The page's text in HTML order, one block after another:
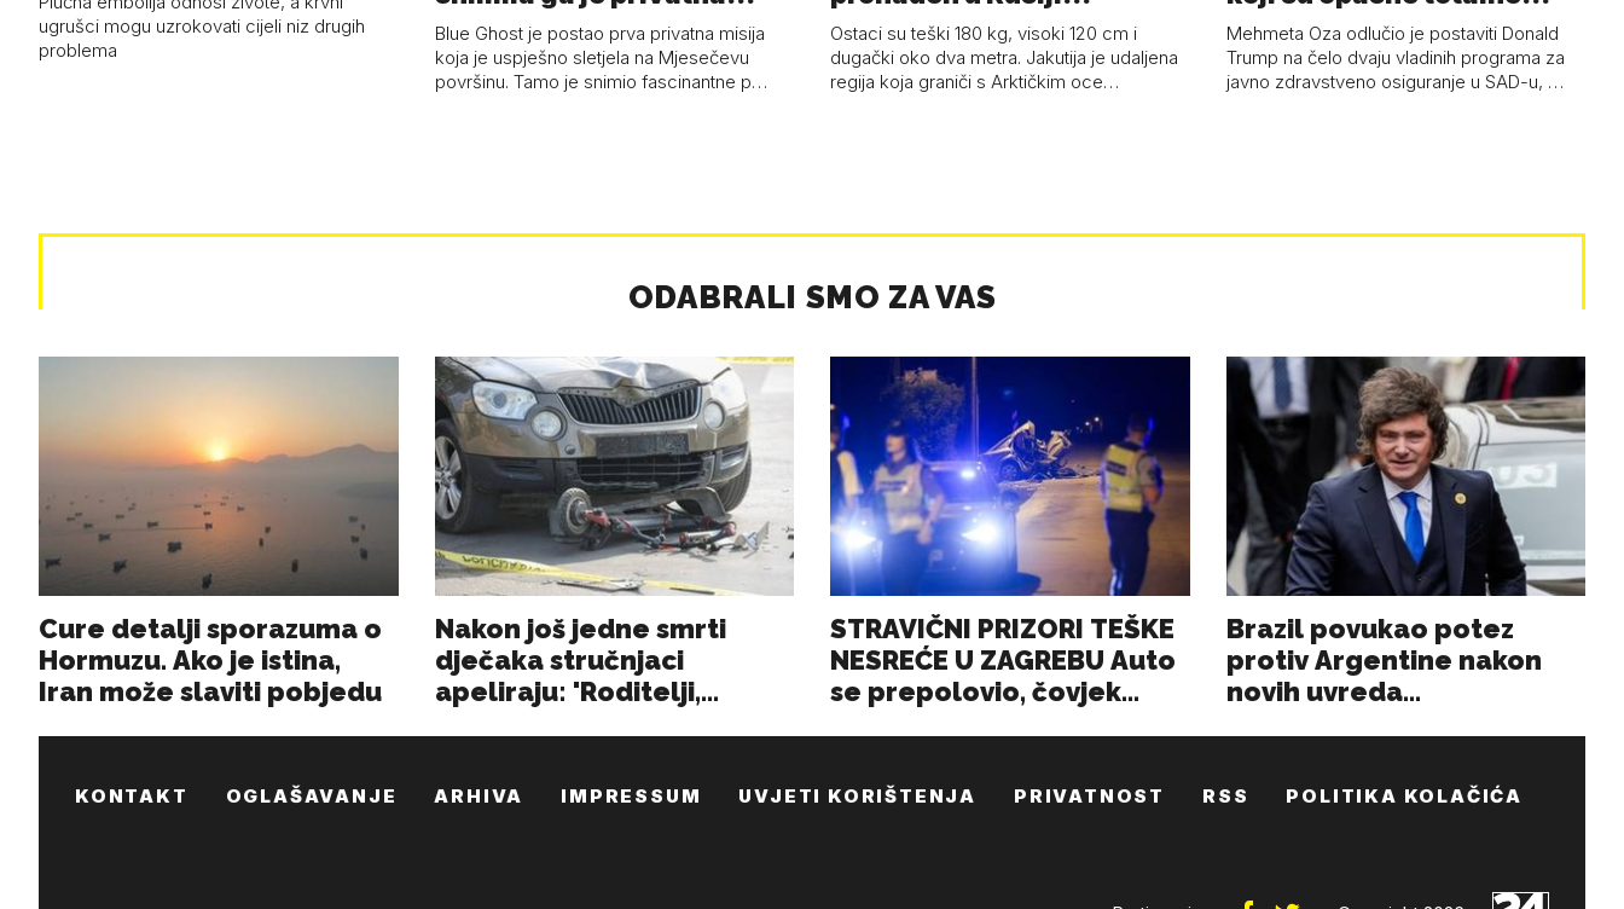
ugrušci mogu uzrokovati cijeli niz drugih
problema
letjelica - 'Pla…
Blue Ghost je postao prva privatna misija
koja je uspješno sletjela na Mjesečevu
površinu. Tamo je snimio fascinantne p…
najsačuvaniji je…
Ostaci su teški 180 kg, visoki 120 cm i
dugački oko dva metra. Jakutija je udaljena
regija koja graniči s Arktičkim oce…
budalašti…
Mehmeta Oza odlučio je postaviti Donald
Trump na čelo dvaju vladinih programa za
javno zdravstveno osiguranje u SAD-u, …
KONTAKT OGLAŠAVANJE ARHIVA IMPRESSUM UVJETI KORIŠTENJA PRIVATNOST RSS POLITIKA KOLAČIĆA